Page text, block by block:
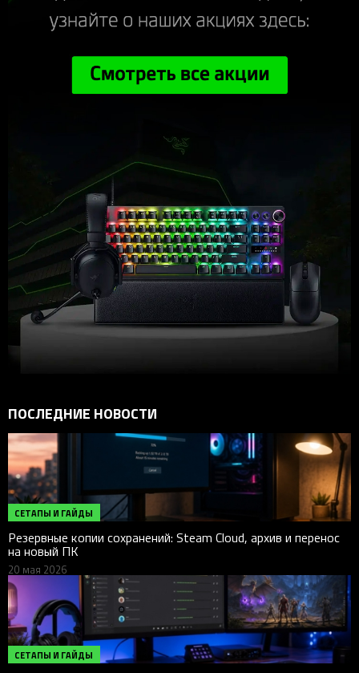
ПОСЛЕДНИЕ НОВОСТИ
СЕТАПЫ И ГАЙДЫ
Резервные копии сохранений: Steam Cloud, архив и перенос
на новый ПК
20 мая 2026
СЕТАПЫ И ГАЙДЫ